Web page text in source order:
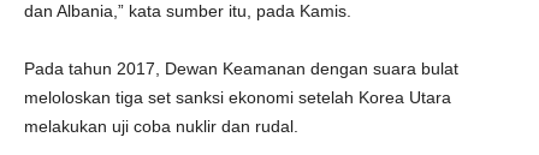
dan Albania,” kata sumber itu, pada Kamis.
Pada tahun 2017, Dewan Keamanan dengan suara bulat
meloloskan tiga set sanksi ekonomi setelah Korea Utara
melakukan uji coba nuklir dan rudal.